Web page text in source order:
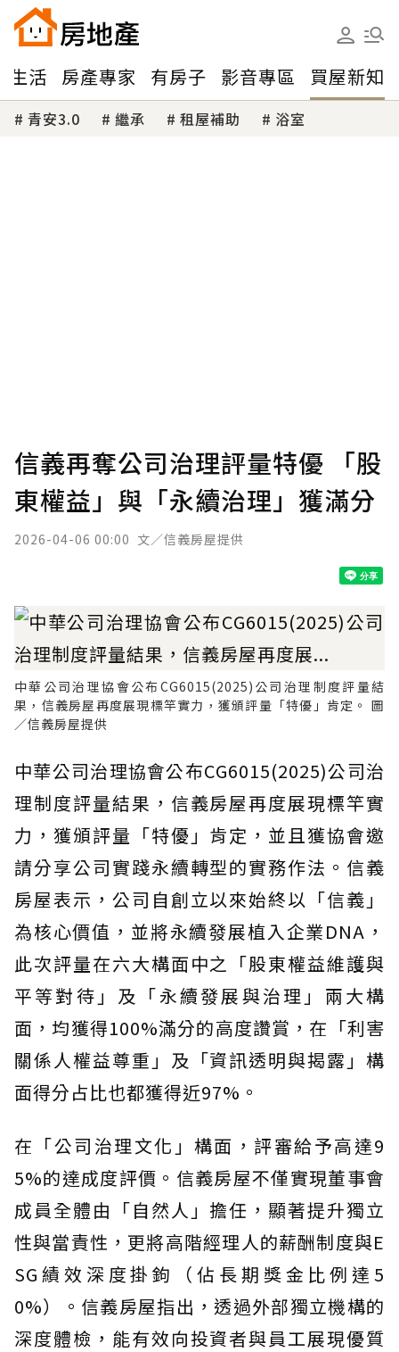
生活 房產專家 有房子 影音專區 買屋新知
青安3.0 繼承 租屋補助 浴室
信義再奪公司治理評量特優 「股
東權益」與「永續治理」獲滿分
2026-04-06 00:00 文／信義房屋提供
中華公司治理協會公布CG6015(2025)公司治理制度評量結
果，信義房屋再度展現標竿實力，獲頒評量「特優」肯定。 圖
／信義房屋提供
中華公司治理協會公布CG6015(2025)公司治
理制度評量結果，信義房屋再度展現標竿實
力，獲頒評量「特優」肯定，並且獲協會邀
請分享公司實踐永續轉型的實務作法。信義
房屋表示，公司自創立以來始終以「信義」
為核心價值，並將永續發展植入企業DNA，
此次評量在六大構面中之「股東權益維護與
平等對待」及「永續發展與治理」兩大構
面，均獲得100%滿分的高度讚賞，在「利害
關係人權益尊重」及「資訊透明與揭露」構
面得分占比也都獲得近97%。
在「公司治理文化」構面，評審給予高達9
5%的達成度評價。信義房屋不僅實現董事會
成員全體由「自然人」擔任，顯著提升獨立
性與當責性，更將高階經理人的薪酬制度與E
SG績效深度掛鉤（佔長期獎金比例達5
0%）。信義房屋指出，透過外部獨立機構的
深度體檢，能有效向投資者與員工展現優質